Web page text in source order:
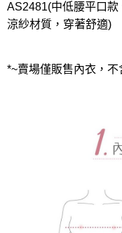
AS2481(中低腰平口
涼紗材質，穿著舒適)
*~賣場僅販售內衣，